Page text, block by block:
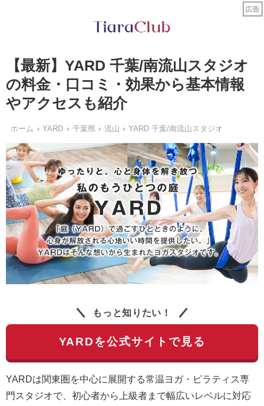
【最新】YARD 千葉/南流山スタジオ
の料金・口コミ・効果から基本情報
やアクセスも紹介
ホーム YARD 千葉県 流山 YARD 千葉/南流山スタジオ
もっと知りたい！
YARDを公式サイトで見る
YARDは関東圏を中心に展開する常温ヨガ・ピラティス専
門スタジオで、初心者から上級者まで幅広いレベルに対応